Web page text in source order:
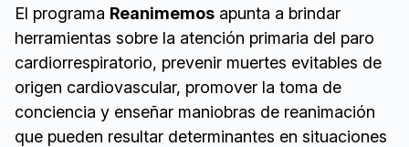
El programa Reanimemos apunta a brindar
herramientas sobre la atención primaria del paro
cardiorrespiratorio, prevenir muertes evitables de
origen cardiovascular, promover la toma de
conciencia y enseñar maniobras de reanimación
que pueden resultar determinantes en situaciones